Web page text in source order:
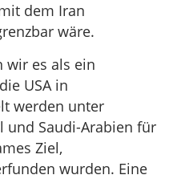
dem Iran
wäre.
wir es als ein
USA in
werden unter
und Saudi-Arabien für
Ziel,
wurden. Eine